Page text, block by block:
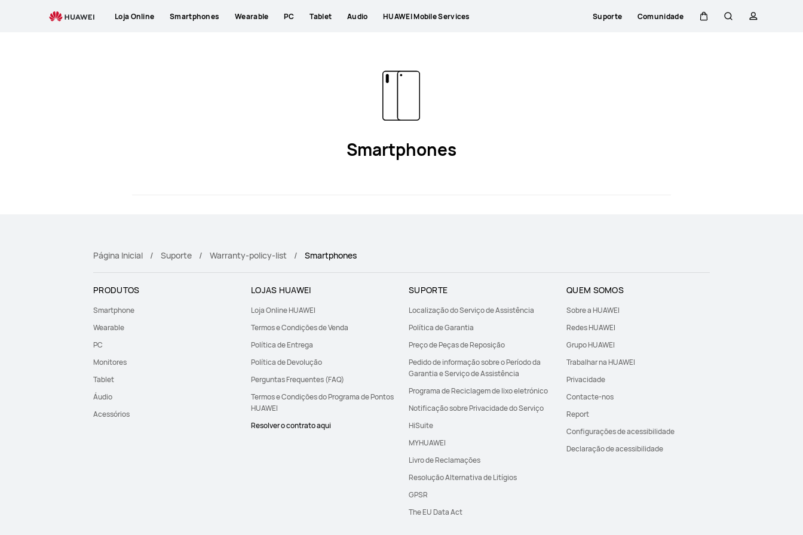
Loja Online Smartphones Wearable PC Tablet Audio HUAWEI Mobile Services Suporte Comunidade
Smartphones
Página Inicial Suporte Warranty-policy-list Smartphones
PRODUTOS
Smartphone
Wearable
PC
Monitores
Tablet
Áudio
Acessórios
LOJAS HUAWEI
Loja Online HUAWEI
Termos e Condições de Venda
Política de Entrega
Política de Devolução
Perguntas Frequentes (FAQ)
Termos e Condições do Programa de Pontos
HUAWEI
Resolver o contrato aqui
SUPORTE
Localização do Serviço de Assistência
Política de Garantia
Preço de Peças de Reposição
Pedido de informação sobre o Período da
Garantia e Serviço de Assistência
Programa de Reciclagem de lixo eletrónico
Notificação sobre Privacidade do Serviço
HiSuite
MYHUAWEI
Livro de Reclamações
Resolução Alternativa de Litígios
GPSR
The EU Data Act
QUEM SOMOS
Sobre a HUAWEI
Redes HUAWEI
Grupo HUAWEI
Trabalhar na HUAWEI
Privacidade
Contacte-nos
Report
Configurações de acessibilidade
Declaração de acessibilidade